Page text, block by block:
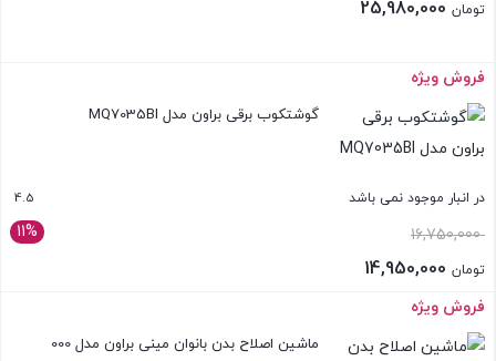
تومان
بستن
فروش ویژه
گوشتکوب برقی براون مدل MQ7035BI
در انبار موجود نمی باشد 4.5
11% 16,750,000
قیمت
اصلی:
تومان
قیمت
فعلی:
بستن
فروش ویژه
ماشین اصلاح بدن بانوان مینی براون مدل BS1000